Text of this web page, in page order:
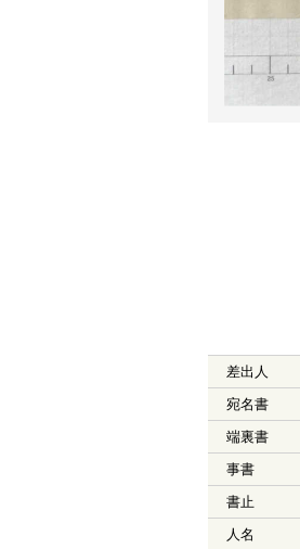
差出人
宛名書
端裏書
事書
書止
人名